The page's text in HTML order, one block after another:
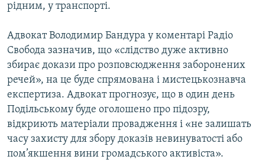
рідним, у транспорті.
Адвокат Володимир Бандура у коментарі Радіо
Свобода зазначив, що «слідство дуже активно
збирає докази про розповсюдження заборонених
речей», на це буде спрямована і мистецькознавча
експертиза. Адвокат прогнозує, що в один день
Подільському буде оголошено про підозру,
відкриють матеріали провадження і «не залишать
часу захисту для збору доказів невинуватості або
пом’якшення вини громадського активіста».